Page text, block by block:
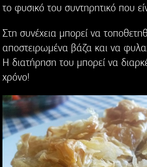
το φυσικό του συντηρητικό που
Στη συνέχεια μπορεί να
αποστειρωμένα βάζα και να
Η διατήρηση του μπορεί να
χρόνο!